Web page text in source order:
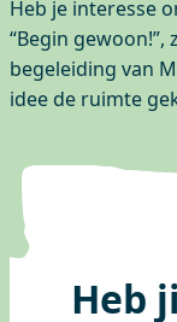
Heb je interesse
“Begin
begeleiding van
idee de ruimte
Heb